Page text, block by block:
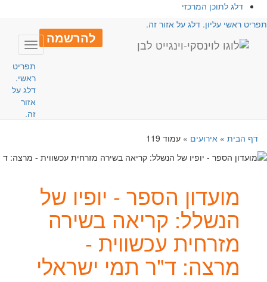
דלג לתוכן המרכזי
ראשי עליון. דלג על אזור זה.
להרשמה
Toggle
תפריט
ראשי.
דלג על
אזור
זה.
דף הבית» אירועים» עמוד 119
מועדון הספר - יופיו של
הנשלל: קריאה בשירה
מזרחית עכשווית -
מרצה: ד"ר תמי ישראלי